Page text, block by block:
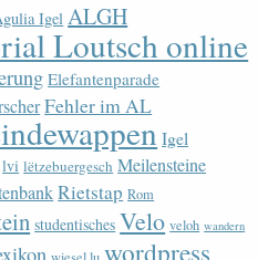
Igel ALGH
Loutsch online
Elefantenparade
Fehler im AL
Igel
lvi lëtzebuergesch Meilensteine
Rietstap Rom
studentisches Velo veloh wandern
wordpress